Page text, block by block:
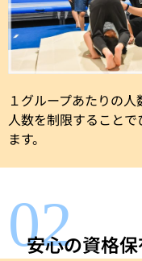
１グループあたりの
人数を制限すること
ます。
02
安心の資格